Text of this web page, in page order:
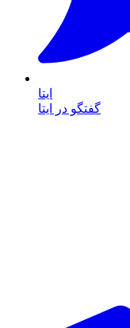
ایتا
گفتگو در ایتا